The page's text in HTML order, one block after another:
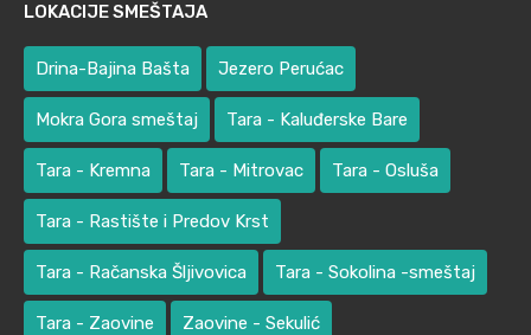
LOKACIJE SMEŠTAJA
Drina-Bajina Bašta Jezero Perućac
Mokra Gora smeštaj Tara - Kaluđerske Bare
Tara - Kremna Tara - Mitrovac Tara - Osluša
Tara - Rastište i Predov Krst
Tara - Račanska Šljivovica Tara - Sokolina -smeštaj
Tara - Zaovine Zaovine - Sekulić